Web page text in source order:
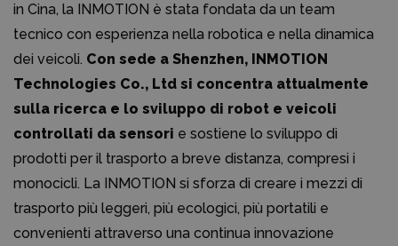
in Cina, la INMOTION è stata fondata da un team
tecnico con esperienza nella robotica e nella dinamica
dei veicoli. Con sede a Shenzhen, INMOTION
Technologies Co., Ltd si concentra attualmente
sulla ricerca e lo sviluppo di robot e veicoli
controllati da sensori e sostiene lo sviluppo di
prodotti per il trasporto a breve distanza, compresi i
monocicli. La INMOTION si sforza di creare i mezzi di
trasporto più leggeri, più ecologici, più portatili e
convenienti attraverso una continua innovazione